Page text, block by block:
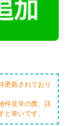
更新されており
件見学の際、詳
幸いです。